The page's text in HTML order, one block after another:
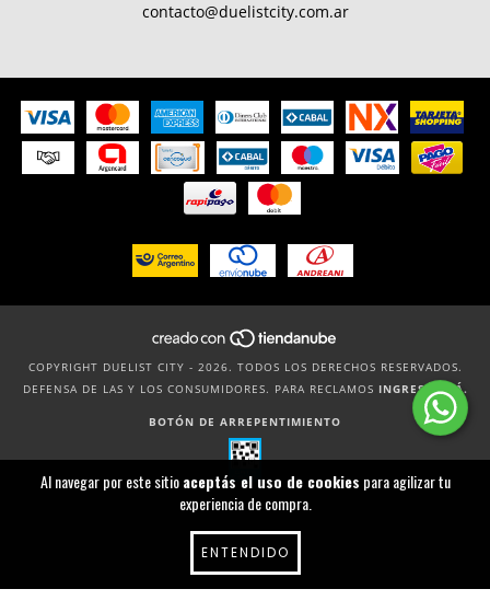
Al navegar por este sitioaceptás el uso de cookies para agilizar tu
experiencia de compra.
ENTENDIDO
contacto@duelistcity.com.ar
COPYRIGHT DUELIST CITY - 2026. TODOS LOS DERECHOS RESERVADOS.
DEFENSA DE LAS Y LOS CONSUMIDORES. PARA RECLAMOS INGRESÁ ACÁ.
BOTÓN DE ARREPENTIMIENTO